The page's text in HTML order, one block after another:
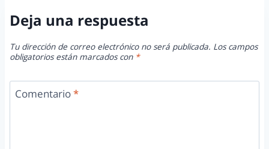
Deja una respuesta
Tu dirección de correo electrónico no será publicada. Los campos
obligatorios están marcados con *
Comentario*